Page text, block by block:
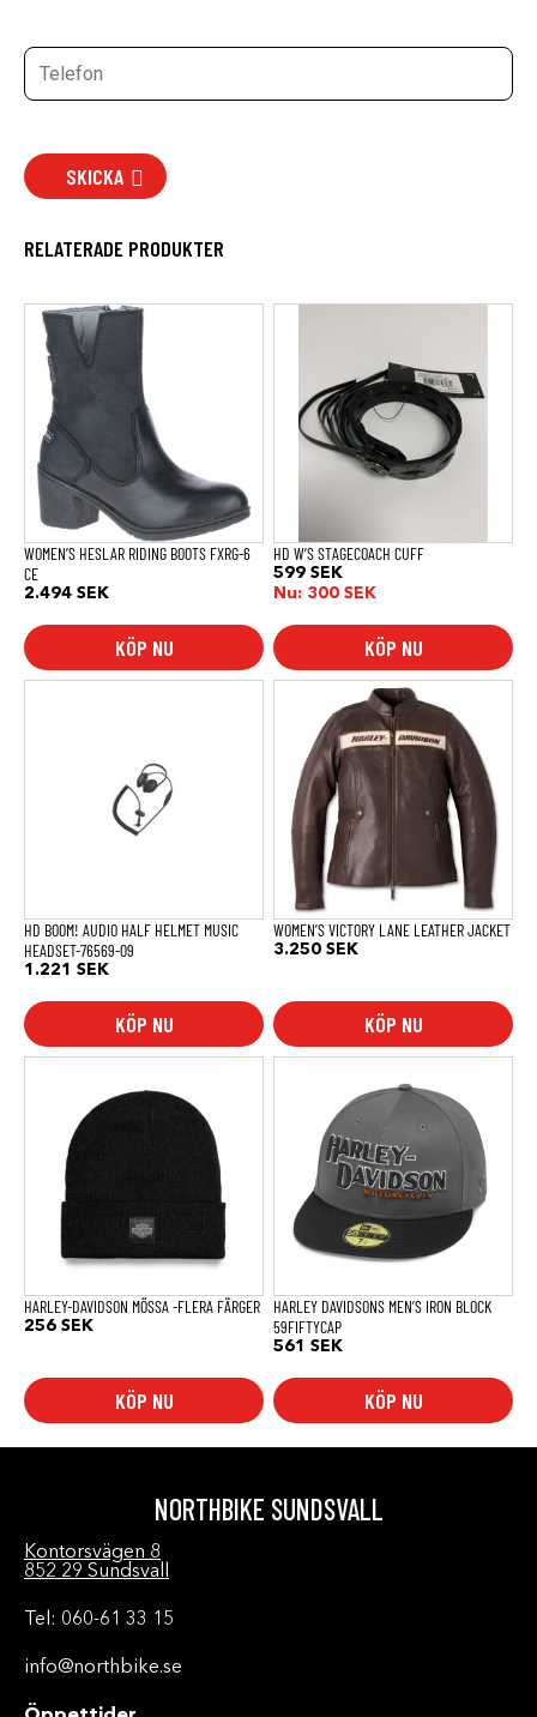
SKICKA
RELATERADE PRODUKTER
WOMEN’S HESLAR RIDING BOOTS FXRG-6
CE
2.494 SEK
KÖP NU
Den
här
produkten
har
flera
varianter.
De
olika
alternativen
kan
väljas
på
produktsidan
HD W’S STAGECOACH CUFF
599 SEK
Nu: 300 SEK
KÖP NU
HD BOOM! AUDIO HALF HELMET MUSIC
HEADSET-76569-09
1.221 SEK
KÖP NU
WOMEN’S VICTORY LANE LEATHER JACKET
3.250 SEK
KÖP NU
produkten
flera
varianter.
De
olika
alternativen
kan
väljas
produktsidan
HARLEY-DAVIDSON MÖSSA -FLERA FÄRGER
256 SEK
KÖP NU
produkten
varianter.
olika
alternativen
väljas
produktsidan
HARLEY DAVIDSONS MEN’S IRON BLOCK
59FIFTYCAP
561 SEK
KÖP NU
NORTHBIKE SUNDSVALL
Kontorsvägen 8
852 29 Sundsvall
Tel: 060-61 33 15
info@northbike.se